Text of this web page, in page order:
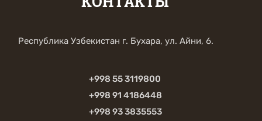
Республика Узбекистан г. Бухара, ул. Айни, 6.
+998 55 3119800
+998 91 4186448
+998 93 3835553